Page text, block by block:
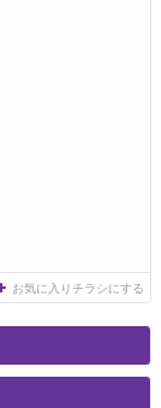
お気に入りチラシにする